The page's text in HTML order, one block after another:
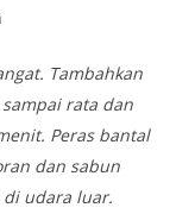
Tambahkan
rata dan
Peras bantal
dan sabun
udara luar.